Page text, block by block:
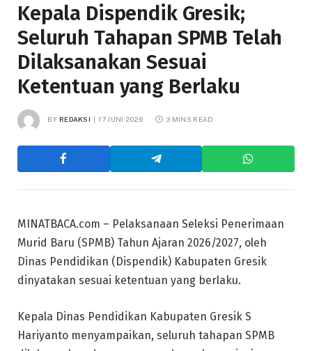
Kepala Dispendik Gresik;
Seluruh Tahapan SPMB Telah
Dilaksanakan Sesuai
Ketentuan yang Berlaku
BY REDAKSI 17 JUNI 2026 3 MINS READ
MINATBACA.com – Pelaksanaan Seleksi Penerimaan
Murid Baru (SPMB) Tahun Ajaran 2026/2027, oleh
Dinas Pendidikan (Dispendik) Kabupaten Gresik
dinyatakan sesuai ketentuan yang berlaku.
Kepala Dinas Pendidikan Kabupaten Gresik S
Hariyanto menyampaikan, seluruh tahapan SPMB